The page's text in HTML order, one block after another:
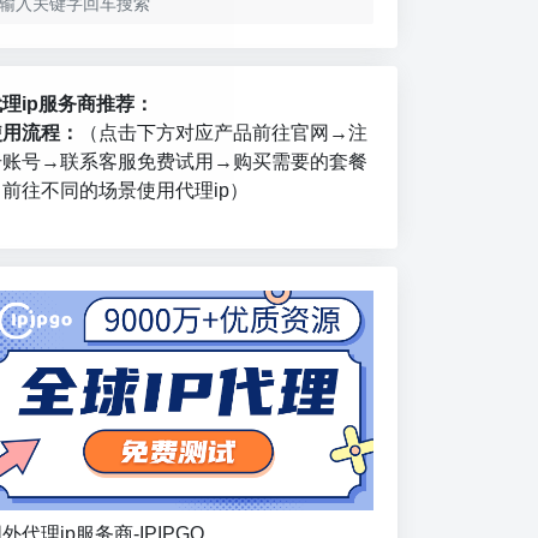
ip服务商推荐：
流程：
（点击下方对应产品前往官网→注
号→联系客服免费试用→购买需要的套餐
往不同的场景使用代理ip）
代理ip服务商-IPIPGO